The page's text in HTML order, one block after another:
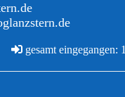
gesamt eingegangen: 1